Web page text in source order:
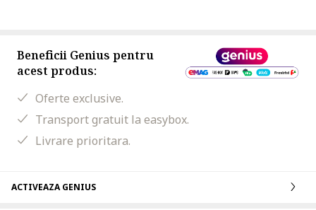
Beneficii Genius pentru
acest produs:
Oferte exclusive.
Transport gratuit la easybox.
Livrare prioritara.
ACTIVEAZA GENIUS